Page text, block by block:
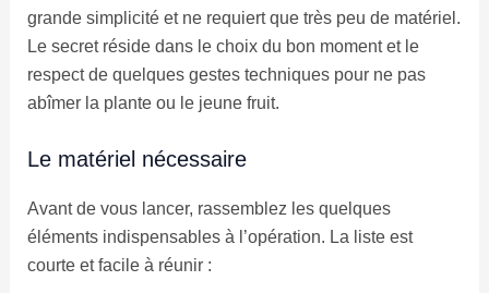
grande simplicité et ne requiert que très peu de matériel.
Le secret réside dans le choix du bon moment et le
respect de quelques gestes techniques pour ne pas
abîmer la plante ou le jeune fruit.
Le matériel nécessaire
Avant de vous lancer, rassemblez les quelques
éléments indispensables à l’opération. La liste est
courte et facile à réunir :